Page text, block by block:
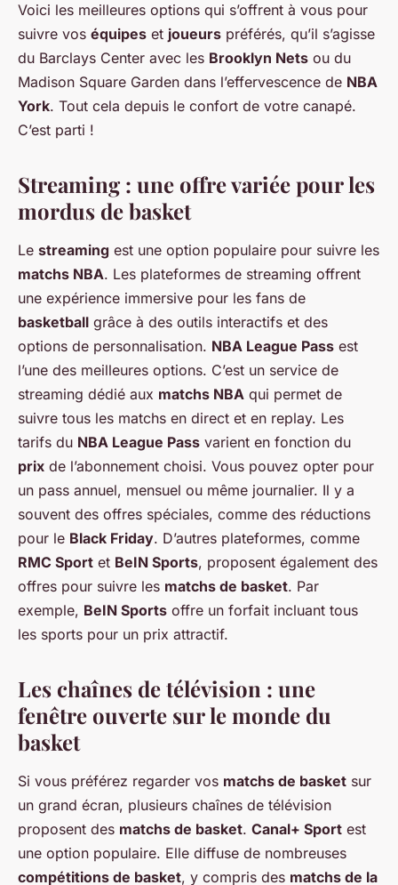
Victor •19 janvier 2024•3 min de lecture
Voici les meilleures options qui s’offrent à vous pour
suivre vos équipes et joueurs préférés, qu’il s’agisse
du Barclays Center avec les Brooklyn Nets ou du
Madison Square Garden dans l’effervescence de NBA
York. Tout cela depuis le confort de votre canapé.
C’est parti !
Streaming : une offre variée pour les
mordus de basket
Le streaming est une option populaire pour suivre les
matchs NBA. Les plateformes de streaming offrent
une expérience immersive pour les fans de
basketball grâce à des outils interactifs et des
options de personnalisation. NBA League Pass est
l’une des meilleures options. C’est un service de
streaming dédié aux matchs NBA qui permet de
suivre tous les matchs en direct et en replay. Les
tarifs du NBA League Pass varient en fonction du
prix de l’abonnement choisi. Vous pouvez opter pour
un pass annuel, mensuel ou même journalier. Il y a
souvent des offres spéciales, comme des réductions
pour le Black Friday. D’autres plateformes, comme
RMC Sport et BeIN Sports, proposent également des
offres pour suivre les matchs de basket. Par
exemple, BeIN Sports offre un forfait incluant tous
les sports pour un prix attractif.
Les chaînes de télévision : une
fenêtre ouverte sur le monde du
basket
Si vous préférez regarder vos matchs de basket sur
un grand écran, plusieurs chaînes de télévision
proposent des matchs de basket. Canal+ Sport est
une option populaire. Elle diffuse de nombreuses
compétitions de basket, y compris des matchs de la